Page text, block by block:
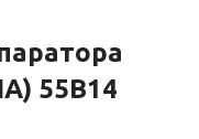
55B14